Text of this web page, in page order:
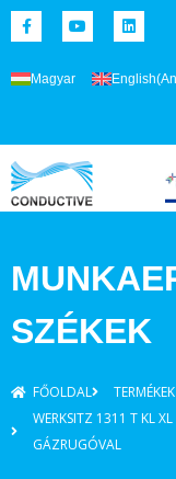
Magyar English(
SZÉKEK
FŐOLDAL
TERMÉKEK
WERKSITZ 1311 T KL
GÁZRUGÓVAL